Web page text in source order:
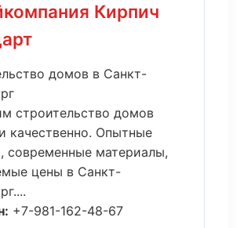
Кирпич
домов в Санкт-
строительство домов
качественно. Опытные
современные материалы,
цены в Санкт-
+7-981-162-48-67